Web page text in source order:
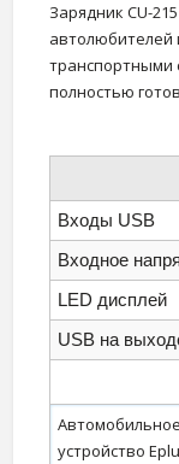
Зарядник CU-
автолюбителей
транспортными
полностью
Входы USB
Входное
LED дисплей
USB на
устройство